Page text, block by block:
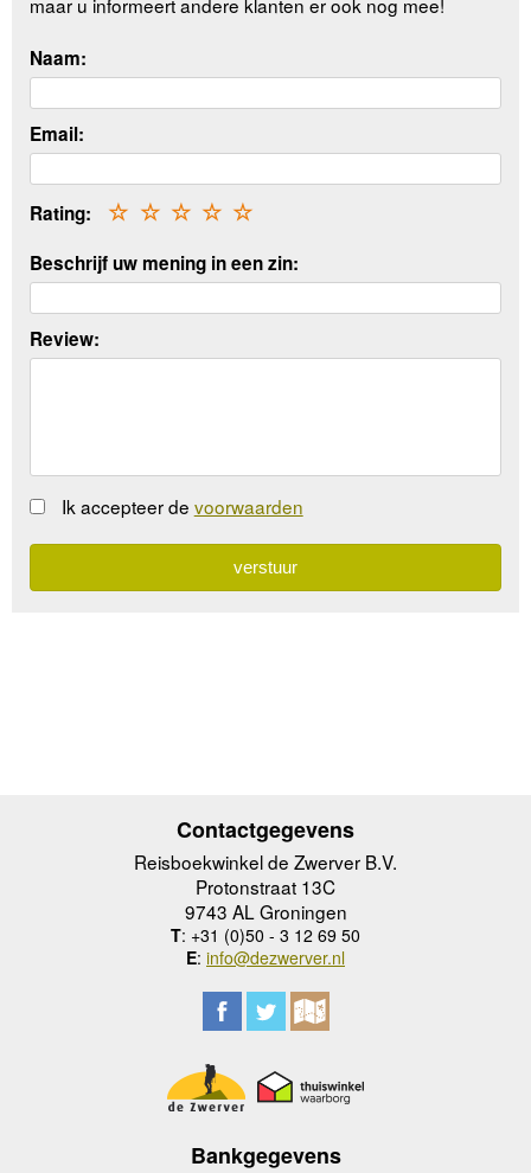
Naam:
Email:
Rating: ☆
☆
☆
☆
☆
Beschrijf uw mening in een zin:
Review:
Ik accepteer de voorwaarden
Contactgegevens
Reisboekwinkel de Zwerver B.V.
Protonstraat 13C
9743 AL Groningen
T: +31 (0)50 - 3 12 69 50
E: info@dezwerver.nl
Bankgegevens